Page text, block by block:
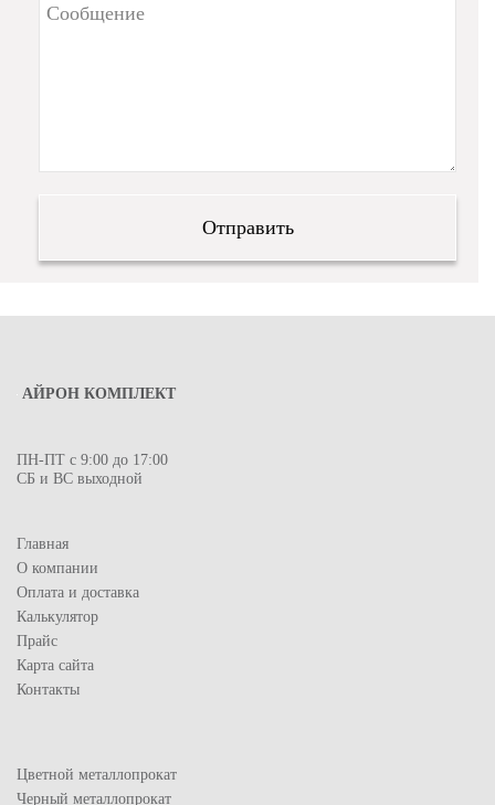
АЙРОН КОМПЛЕКТ
ПН-ПТ с 9:00 до 17:00
СБ и ВС выходной
Главная
О компании
Оплата и доставка
Калькулятор
Прайс
Карта сайта
Контакты
Цветной металлопрокат
Черный металлопрокат